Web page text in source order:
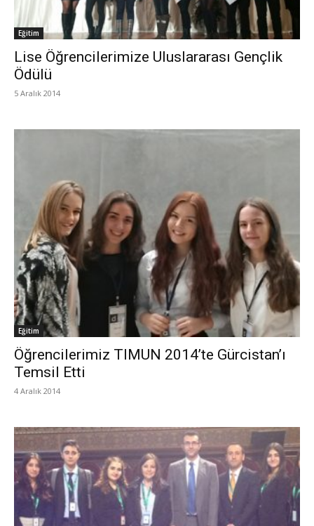
Eğitim
Lise Öğrencilerimize Uluslararası Gençlik
Ödülü
5 Aralık 2014
Eğitim
Öğrencilerimiz TIMUN 2014’te Gürcistan’ı
Temsil Etti
4 Aralık 2014